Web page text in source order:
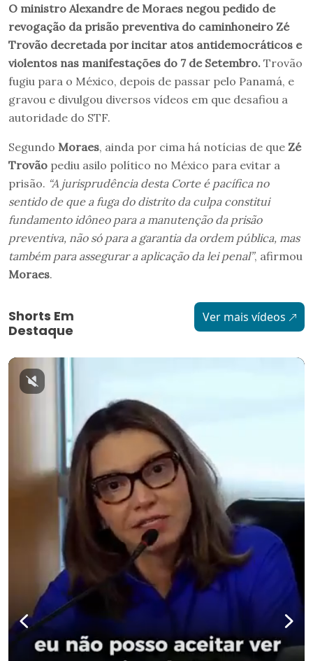
O ministro Alexandre de Moraes negou pedido de
revogação da prisão preventiva do caminhoneiro Zé
Trovão decretada por incitar atos antidemocráticos e
violentos nas manifestações do 7 de Setembro. Trovão
fugiu para o México, depois de passar pelo Panamá, e
gravou e divulgou diversos vídeos em que desafiou a
autoridade do STF.
Segundo Moraes, ainda por cima há notícias de que Zé
Trovão pediu asilo político no México para evitar a
prisão. “A jurisprudência desta Corte é pacífica no
sentido de que a fuga do distrito da culpa constitui
fundamento idôneo para a manutenção da prisão
preventiva, não só para a garantia da ordem pública, mas
também para assegurar a aplicação da lei penal”, afirmou
Moraes.
Shorts Em
Destaque
Ver mais vídeos